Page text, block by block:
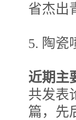
省杰出
5. 陶瓷
近期主
共发表
篇，先